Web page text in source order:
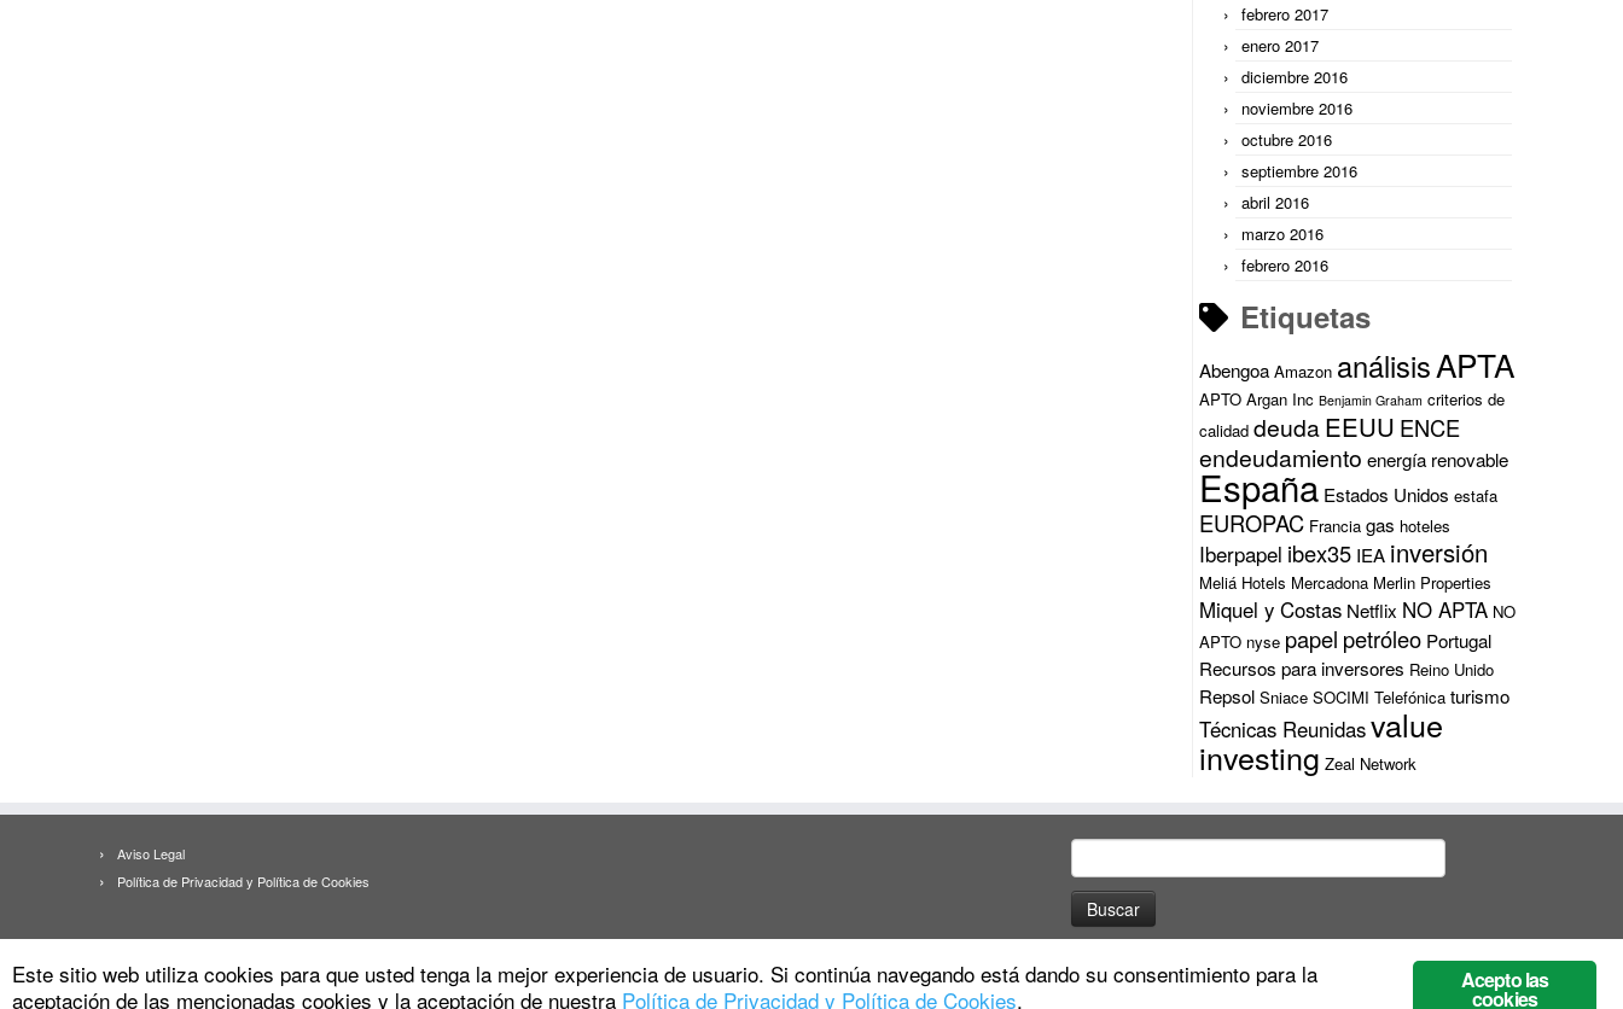
febrero 2017
enero 2017
diciembre 2016
noviembre 2016
octubre 2016
septiembre 2016
abril 2016
marzo 2016
febrero 2016
Etiquetas
Abengoa Amazon análisisAPTA
APTO Argan Inc Benjamin Graham criterios de
calidad deudaEEUU ENCE
endeudamiento energía renovable
España Estados Unidos estafa
EUROPAC Francia gas hoteles
Iberpapel ibex35 IEA inversión
Meliá Hotels Mercadona Merlin Properties
Miquel y Costas Netflix NO APTA NO
APTO nyse papel petróleo Portugal
Recursos para inversores Reino Unido
Repsol Sniace SOCIMI Telefónica turismo
Técnicas Reunidasvalue
investing Zeal Network
Aviso Legal
Política de Privacidad y Política de Cookies
Buscar:
·© 2026La Tortuga Inversora·Funciona con ·Diseñado con elTema Customizr
Acepto las
cookies
Este sitio web utiliza cookies para que usted tenga la mejor experiencia de usuario. Si continúa navegando está dando su consentimiento para la
aceptación de las mencionadas cookies y la aceptación de nuestra Política de Privacidad y Política de Cookies.